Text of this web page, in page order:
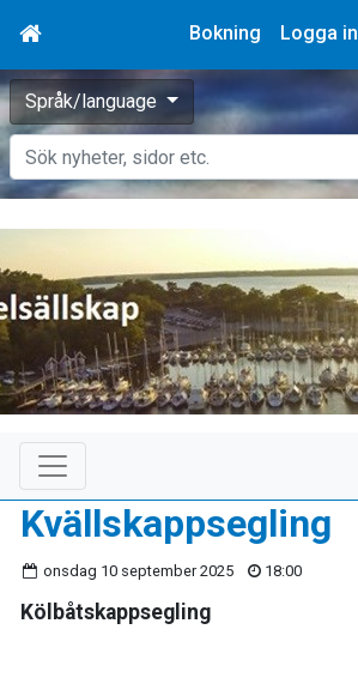
Bokning Logga in
Språk/language
Kvällskappsegling
onsdag 10 september 2025 18:00
Kölbåtskappsegling